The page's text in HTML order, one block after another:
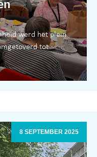
werd het plein
tot
8 SEPTEMBER 2025